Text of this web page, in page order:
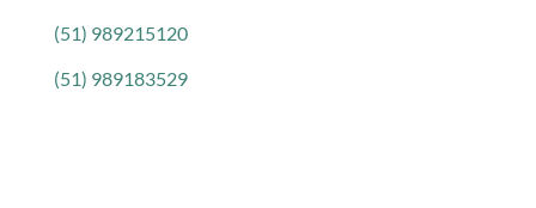
(51) 989215120
(51) 989183529